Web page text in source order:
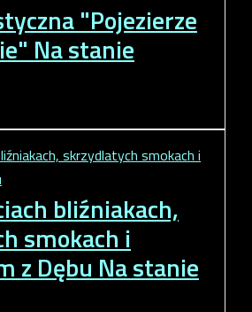
"Pojezierze
Na stanie
bliźniakach,
smokach i
z Dębu Na stanie